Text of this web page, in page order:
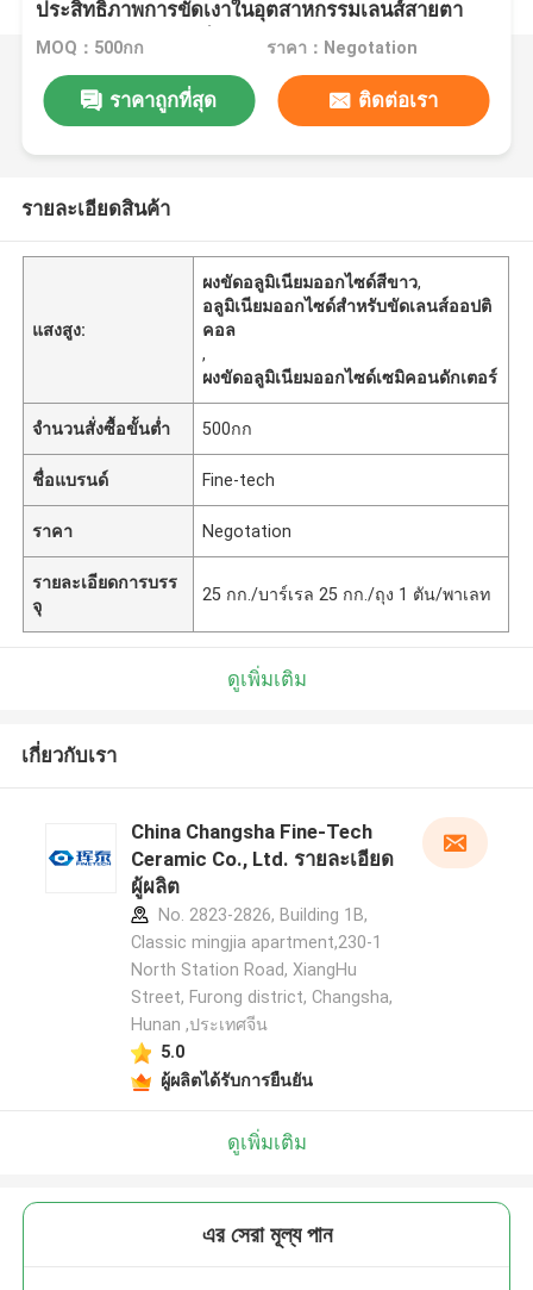
ประสิทธิภาพการขัดเงาในอุตสาหกรรมเลนส์สายตา
และเซมิคอนดักเตอร์
MOQ：500กก ราคา：Negotation
ราคาถูกที่สุด ติดต่อเรา
รายละเอียดสินค้า
แสงสูง:
ผงขัดอลูมิเนียมออกไซด์สีขาว,
อลูมิเนียมออกไซด์สำหรับขัดเลนส์ออปติ
คอล
,
ผงขัดอลูมิเนียมออกไซด์เซมิคอนดักเตอร์
จำนวนสั่งซื้อขั้นต่ำ 500กก
ชื่อแบรนด์ Fine-tech
ราคา Negotation
รายละเอียดการบรร
จุ
25 กก./บาร์เรล 25 กก./ถุง 1 ตัน/พาเลท
ดูเพิ่มเติม
เกี่ยวกับเรา
China Changsha Fine-Tech
Ceramic Co., Ltd. รายละเอียด
ผู้ผลิต
No. 2823-2826, Building 1B,
Classic mingjia apartment,230-1
North Station Road, XiangHu
Street, Furong district, Changsha,
Hunan ,ประเทศจีน
5.0
ผู้ผลิตได้รับการยืนยัน
ดูเพิ่มเติม
এর সেরা মূল্য পান